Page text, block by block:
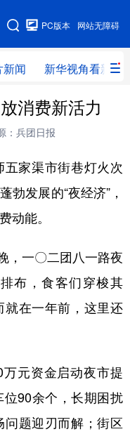
网站无障碍
PC版本
新闻 新华视角看新疆
新闻 新华视角看新疆
河北
上海 江苏
福建 江西
湖北 湖南
云南 西藏
青海 宁夏
龙江
消费新活力
：兵团日报
家渠市街巷灯火次
勃发展的“夜经济”，
动能。
一〇二团八一路夜
布，食客们穿梭其
在一年前，这里还
元资金启动夜市提
90余个，长期困扰
题迎刃而解；街区